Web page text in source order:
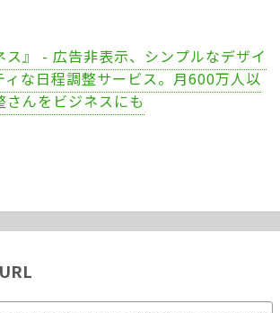
ス』 - 広告非表示、シンプルなデザイ
ィな日程調整サービス。月600万人以
んをビジネスにも